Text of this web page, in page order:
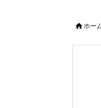
ホー